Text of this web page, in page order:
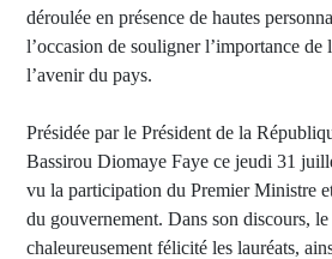
déroulée en présence de hautes
l’occasion de souligner l’importance de
l’avenir du pays.
Présidée par le Président de la
Bassirou Diomaye Faye ce jeudi 31
vu la participation du Premier Ministre
du gouvernement. Dans son discours, le
chaleureusement félicité les lauréats,